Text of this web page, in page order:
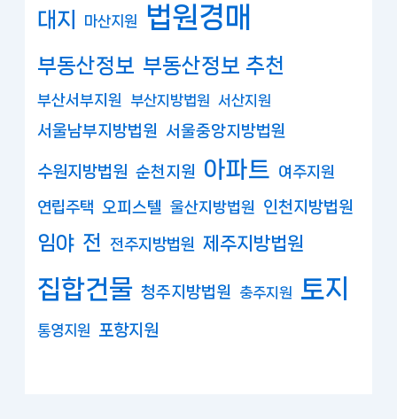
대지 마산지원 법원경매
부동산정보 부동산정보 추천
부산서부지원 부산지방법원 서산지원
서울남부지방법원 서울중앙지방법원
수원지방법원 순천지원 아파트 여주지원
연립주택 오피스텔 울산지방법원 인천지방법원
임야 전 전주지방법원 제주지방법원
집합건물 청주지방법원 충주지원 토지
통영지원 포항지원